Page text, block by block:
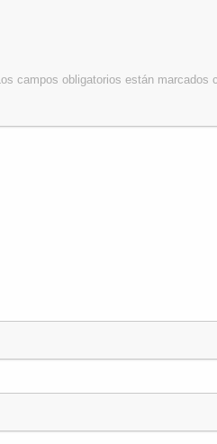
campos obligatorios están marcados